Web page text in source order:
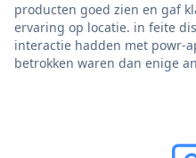
producten goed zien en gaf
ervaring op locatie. in feite
interactie hadden met powr-
betrokken waren dan enige